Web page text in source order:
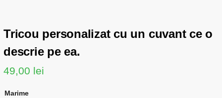
Tricou personalizat cu un cuvant ce o
descrie pe ea.
49,00 lei
Marime